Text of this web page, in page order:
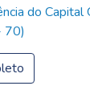
do Capital
70)